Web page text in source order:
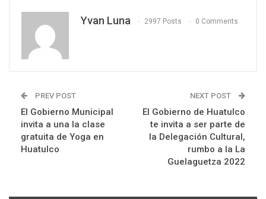
Yvan Luna 2997 Posts 0 Comments
PREV POST
El Gobierno Municipal
invita a una la clase
gratuita de Yoga en
Huatulco
NEXT POST
El Gobierno de Huatulco
te invita a ser parte de
la Delegación Cultural,
rumbo a la La
Guelaguetza 2022